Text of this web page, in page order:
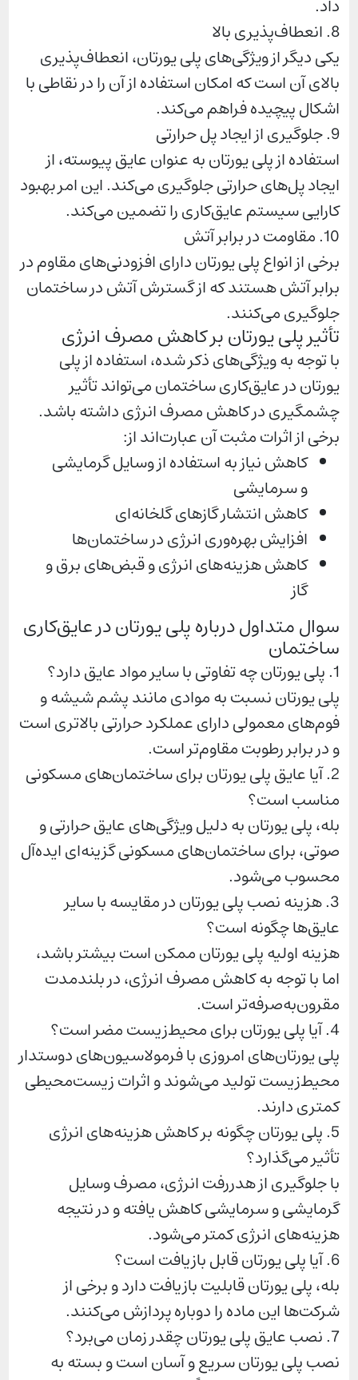
داد.
8. انعطاف‌پذیری بالا
یکی دیگر از ویژگی‌های پلی یورتان، انعطاف‌پذیری
بالای آن است که امکان استفاده از آن را در نقاطی با
اشکال پیچیده فراهم می‌کند.
9. جلوگیری از ایجاد پل حرارتی
استفاده از پلی یورتان به عنوان عایق پیوسته، از
ایجاد پل‌های حرارتی جلوگیری می‌کند. این امر بهبود
کارایی سیستم عایق‌کاری را تضمین می‌کند.
10. مقاومت در برابر آتش
برخی از انواع پلی یورتان دارای افزودنی‌های مقاوم در
برابر آتش هستند که از گسترش آتش در ساختمان
جلوگیری می‌کنند.
تأثیر پلی یورتان بر کاهش مصرف انرژی
با توجه به ویژگی‌های ذکر شده، استفاده از پلی
یورتان در عایق‌کاری ساختمان می‌تواند تأثیر
چشمگیری در کاهش مصرف انرژی داشته باشد.
برخی از اثرات مثبت آن عبارت‌اند از:
کاهش نیاز به استفاده از وسایل گرمایشی
و سرمایشی
کاهش انتشار گازهای گلخانه‌ای
افزایش بهره‌وری انرژی در ساختمان‌ها
کاهش هزینه‌های انرژی و قبض‌های برق و
گاز
سوال متداول درباره پلی یورتان در عایق‌کاری
ساختمان
1. پلی یورتان چه تفاوتی با سایر مواد عایق دارد؟
پلی یورتان نسبت به موادی مانند پشم شیشه و
فوم‌های معمولی دارای عملکرد حرارتی بالاتری است
و در برابر رطوبت مقاوم‌تر است.
2. آیا عایق پلی یورتان برای ساختمان‌های مسکونی
مناسب است؟
بله، پلی یورتان به دلیل ویژگی‌های عایق حرارتی و
صوتی، برای ساختمان‌های مسکونی گزینه‌ای ایده‌آل
محسوب می‌شود.
3. هزینه نصب پلی یورتان در مقایسه با سایر
عایق‌ها چگونه است؟
هزینه اولیه پلی یورتان ممکن است بیشتر باشد،
اما با توجه به کاهش مصرف انرژی، در بلندمدت
مقرون‌به‌صرفه‌تر است.
4. آیا پلی یورتان برای محیط‌زیست مضر است؟
پلی یورتان‌های امروزی با فرمولاسیون‌های دوستدار
محیط‌زیست تولید می‌شوند و اثرات زیست‌محیطی
کمتری دارند.
5. پلی یورتان چگونه بر کاهش هزینه‌های انرژی
تأثیر می‌گذارد؟
با جلوگیری از هدررفت انرژی، مصرف وسایل
گرمایشی و سرمایشی کاهش یافته و در نتیجه
هزینه‌های انرژی کمتر می‌شود.
6. آیا پلی یورتان قابل بازیافت است؟
بله، پلی یورتان قابلیت بازیافت دارد و برخی از
شرکت‌ها این ماده را دوباره پردازش می‌کنند.
7. نصب عایق پلی یورتان چقدر زمان می‌برد؟
نصب پلی یورتان سریع و آسان است و بسته به